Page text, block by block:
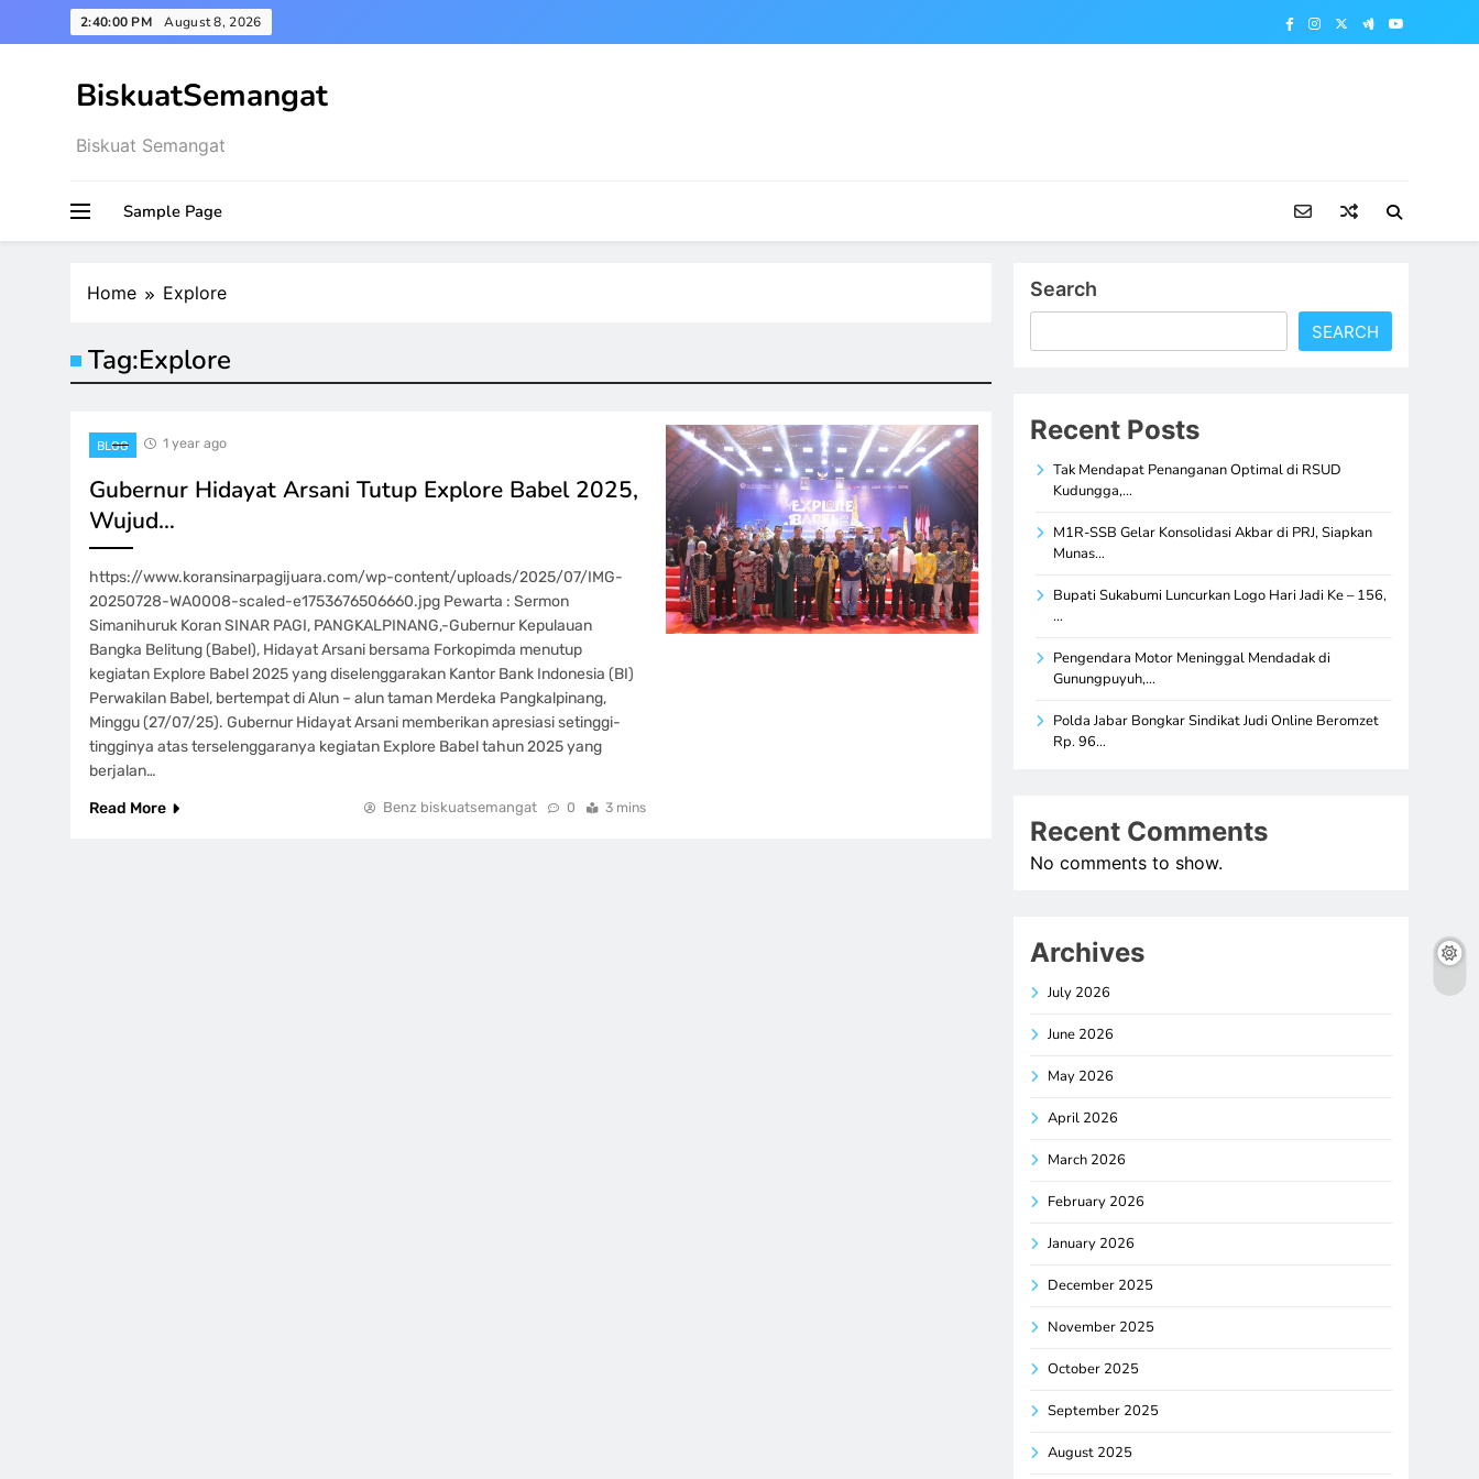
to
2:40:00 PM August 8, 2026
BiskuatSemangat
Biskuat Semangat
Sample Page
Home Explore
Tag:Explore
BLOG 1 year ago
Gubernur Hidayat Arsani Tutup Explore Babel 2025,
Wujud…
https://www.koransinarpagijuara.com/wp-content/uploads/2025/07/IMG-
20250728-WA0008-scaled-e1753676506660.jpg Pewarta : Sermon
Simanihuruk Koran SINAR PAGI, PANGKALPINANG,-Gubernur Kepulauan
Bangka Belitung (Babel), Hidayat Arsani bersama Forkopimda menutup
kegiatan Explore Babel 2025 yang diselenggarakan Kantor Bank Indonesia (BI)
Perwakilan Babel, bertempat di Alun – alun taman Merdeka Pangkalpinang,
Minggu (27/07/25). Gubernur Hidayat Arsani memberikan apresiasi setinggi-
tingginya atas terselenggaranya kegiatan Explore Babel tahun 2025 yang
berjalan…
Read More
Benz biskuatsemangat 0 3 mins
Search
SEARCH
Recent Posts
Tak Mendapat Penanganan Optimal di RSUD
Kudungga,…
M1R-SSB Gelar Konsolidasi Akbar di PRJ, Siapkan
Munas…
Bupati Sukabumi Luncurkan Logo Hari Jadi Ke – 156,
…
Pengendara Motor Meninggal Mendadak di
Gunungpuyuh,…
Polda Jabar Bongkar Sindikat Judi Online Beromzet
Rp. 96…
Recent Comments
No comments to show.
Archives
July 2026
June 2026
May 2026
April 2026
March 2026
February 2026
January 2026
December 2025
November 2025
October 2025
September 2025
August 2025